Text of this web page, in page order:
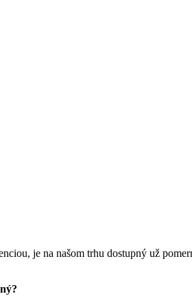
je na našom trhu dostupný už